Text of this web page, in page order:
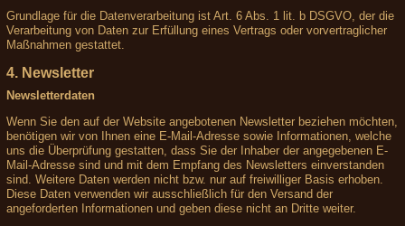
Grundlage für die Datenverarbeitung ist Art. 6 Abs. 1 lit. b DSGVO, der die
Verarbeitung von Daten zur Erfüllung eines Vertrags oder vorvertraglicher
Maßnahmen gestattet.
4. Newsletter
Newsletterdaten
Wenn Sie den auf der Website angebotenen Newsletter beziehen möchten,
benötigen wir von Ihnen eine E-Mail-Adresse sowie Informationen, welche
uns die Überprüfung gestatten, dass Sie der Inhaber der angegebenen E-
Mail-Adresse sind und mit dem Empfang des Newsletters einverstanden
sind. Weitere Daten werden nicht bzw. nur auf freiwilliger Basis erhoben.
Diese Daten verwenden wir ausschließlich für den Versand der
angeforderten Informationen und geben diese nicht an Dritte weiter.